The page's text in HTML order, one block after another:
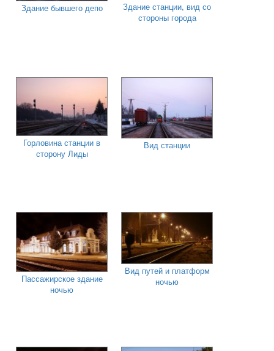
Здание бывшего депо
Здание станции, вид со
стороны города
Горловина станции в
сторону Лиды
Вид станции
Пассажирское здание
ночью
Вид путей и платформ
ночью